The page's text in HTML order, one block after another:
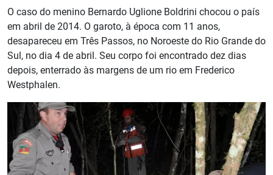
O caso do menino Bernardo Uglione Boldrini chocou o país
em abril de 2014. O garoto, à época com 11 anos,
desapareceu em Três Passos, no Noroeste do Rio Grande do
Sul, no dia 4 de abril. Seu corpo foi encontrado dez dias
depois, enterrado às margens de um rio em Frederico
Westphalen.